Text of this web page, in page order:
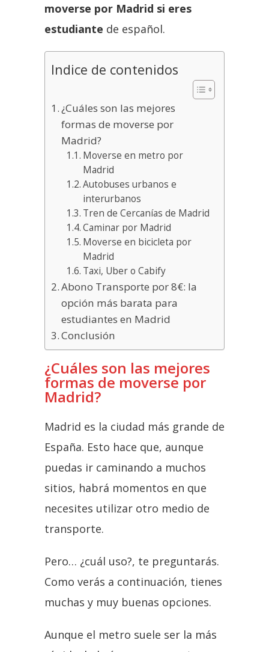
moverse por Madrid si eres
estudiante de español.
Indice de contenidos
¿Cuáles son las mejores
formas de moverse por
Madrid?
Moverse en metro por
Madrid
Autobuses urbanos e
interurbanos
Tren de Cercanías de Madrid
Caminar por Madrid
Moverse en bicicleta por
Madrid
Taxi, Uber o Cabify
Abono Transporte por 8€: la
opción más barata para
estudiantes en Madrid
Conclusión
¿Cuáles son las mejores
formas de moverse por
Madrid?
Madrid es la ciudad más grande de
España. Esto hace que, aunque
puedas ir caminando a muchos
sitios, habrá momentos en que
necesites utilizar otro medio de
transporte.
Pero… ¿cuál uso?, te preguntarás.
Como verás a continuación, tienes
muchas y muy buenas opciones.
Aunque el metro suele ser la más